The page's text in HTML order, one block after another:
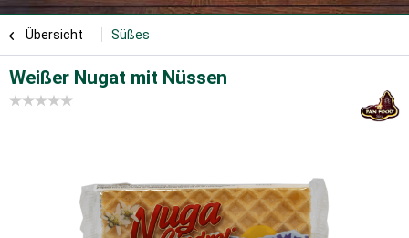
Übersicht Süßes
Weißer Nugat mit Nüssen